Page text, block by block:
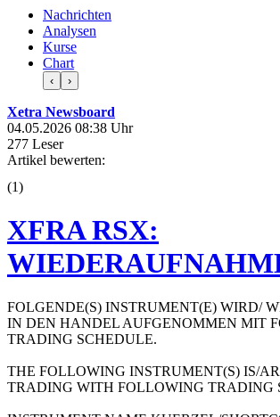
Nachrichten
Analysen
Kurse
Chart
‹ ›
Xetra Newsboard
04.05.2026 08:38 Uhr
277 Leser
Artikel bewerten:
(1)
XFRA RSX:
FOLGENDE(S) INSTRUMENT(E) WIRD/
IN DEN HANDEL AUFGENOMMEN MIT
TRADING SCHEDULE.
THE FOLLOWING INSTRUMENT(S) IS/
TRADING WITH FOLLOWING TRADING